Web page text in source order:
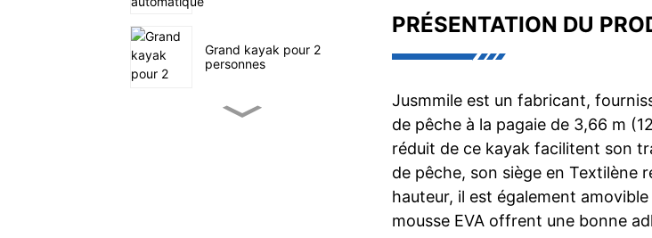
Grand kayak pour 2
personnes
PRÉSENTATION DU
Jusmmile est un fabricant,
de pêche à la pagaie de 3,66 m
réduit de ce kayak facilitent son
de pêche, son siège en Textilène
hauteur, il est également
mousse EVA offrent une bonne